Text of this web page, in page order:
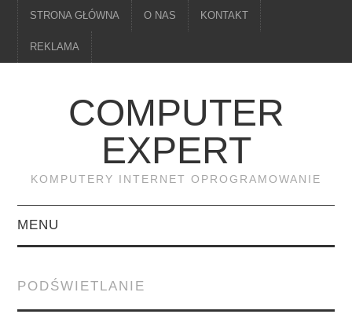
STRONA GŁÓWNA O NAS KONTAKT
REKLAMA
COMPUTER
EXPERT
KOMPUTERY INTERNET OPROGRAMOWANIE
MENU
PODŚWIETLANIE